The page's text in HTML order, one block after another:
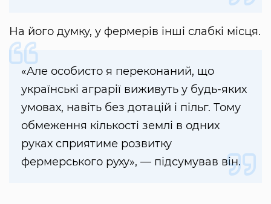
На його думку, у фермерів інші слабкі місця.
«Але особисто я переконаний, що
українські аграрії виживуть у будь-яких
умовах, навіть без дотацій і пільг. Тому
обмеження кількості землі в одних
руках сприятиме розвитку
фермерського руху», — підсумував він.